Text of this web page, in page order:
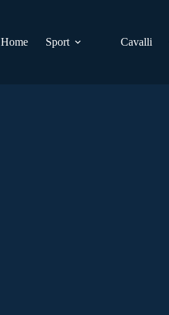
Home
Sport Cavalli